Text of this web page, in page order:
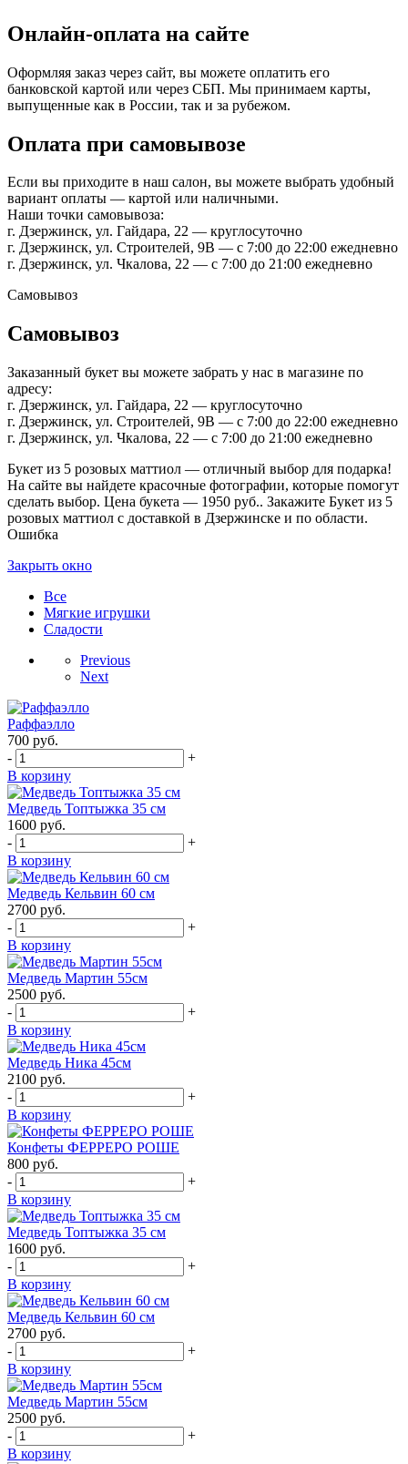
Онлайн-оплата на сайте
Оформляя заказ через сайт, вы можете оплатить его
банковской картой или через СБП. Мы принимаем карты,
выпущенные как в России, так и за рубежом.
Оплата при самовывозе
Если вы приходите в наш салон, вы можете выбрать удобный
вариант оплаты — картой или наличными.
Наши точки самовывоза:
г. Дзержинск, ул. Гайдара, 22 — круглосуточно
г. Дзержинск, ул. Строителей, 9В — с 7:00 до 22:00 ежедневно
г. Дзержинск, ул. Чкалова, 22 — с 7:00 до 21:00 ежедневно
Самовывоз
Самовывоз
Заказанный букет вы можете забрать у нас в магазине по
адресу:
г. Дзержинск, ул. Гайдара, 22 — круглосуточно
г. Дзержинск, ул. Строителей, 9В — с 7:00 до 22:00 ежедневно
г. Дзержинск, ул. Чкалова, 22 — с 7:00 до 21:00 ежедневно
Букет из 5 розовых маттиол — отличный выбор для подарка!
На сайте вы найдете красочные фотографии, которые помогут
сделать выбор. Цена букета — 1950 руб.. Закажите Букет из 5
розовых маттиол с доставкой в Дзержинске и по области.
Ошибка
Закрыть окно
Все
Мягкие игрушки
Сладости
Previous
Next
Раффаэлло
700 руб.
-
+
В корзину
Медведь Топтыжка 35 см
1600 руб.
-
+
В корзину
Медведь Кельвин 60 см
2700 руб.
-
+
В корзину
Медведь Мартин 55см
2500 руб.
-
+
В корзину
Медведь Ника 45см
2100 руб.
-
+
В корзину
Конфеты ФЕРРЕРО РОШЕ
800 руб.
-
+
В корзину
Медведь Топтыжка 35 см
1600 руб.
-
+
В корзину
Медведь Кельвин 60 см
2700 руб.
-
+
В корзину
Медведь Мартин 55см
2500 руб.
-
+
В корзину